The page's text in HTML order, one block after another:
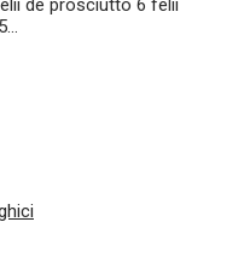
de prosciutto 6 felii